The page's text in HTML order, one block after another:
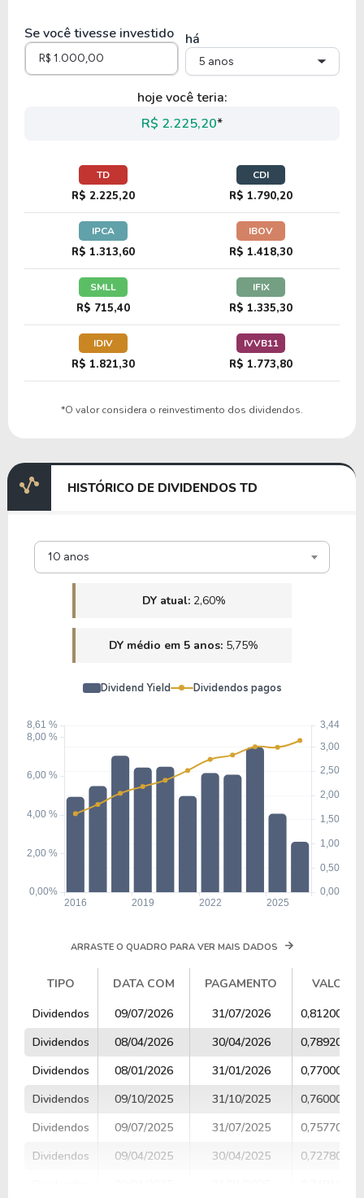
NWG
1,69
8,71 12,48%
BSAC
13,34 21,58%
15,86 1,70 10,72% 1,92%
8,31 0,76 9,09%
12,00 1,44 12,03%
4,48%
18,05 3,64 20,15%
Se você tivesse investido há
5 anos
hoje você teria:
R$ 2.225,20*
TD
R$ 2.225,20
CDI
R$ 1.790,20
IPCA
R$ 1.313,60
IBOV
R$ 1.418,30
SMLL
R$ 715,40
IFIX
R$ 1.335,30
IDIV
R$ 1.821,30
IVVB11
R$ 1.773,80
*O valor considera o reinvestimento dos dividendos.
HISTÓRICO DE DIVIDENDOS TD
10 anos
DY atual: 2,60%
DY médio em 5 anos: 5,75%
Dividend Yield Dividendos pagos
ARRASTE O QUADRO PARA VER MAIS DADOS
TIPO DATA COM PAGAMENTO
VALOR
TIPO
DATA COM PAGAMENTO VALOR
Dividendos 09/07/2026 31/07/2026
0,81200000
Dividendos
08/04/2026 30/04/2026
0,78920000
Dividendos
08/01/2026 31/01/2026
0,77000000
Dividendos
09/10/2025 31/10/2025
0,76000000
Dividendos
09/07/2025 31/07/2025
0,75770000
Dividendos
09/04/2025 30/04/2025
0,72780000